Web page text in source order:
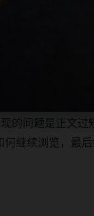
补充搜索场景、
责承接首页权重
摘要、阅读顺序
的问题是正文
继续浏览，最